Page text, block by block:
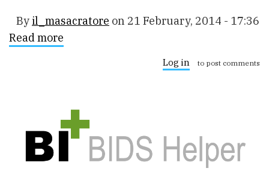
Byil_masacratore on 21 February, 2014 - 17:36
Read more
Intelligence
Developement
Studio
Log in to post comments